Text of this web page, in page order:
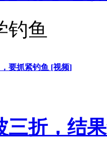
钓鱼
要抓紧钓鱼 [视频]
三折，结